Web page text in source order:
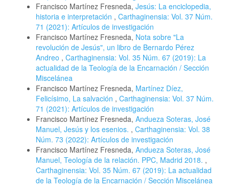
Francisco Martínez Fresneda, Jesús: La enciclopedia,
historia e interpretación , Carthaginensia: Vol. 37 Núm.
71 (2021): Artículos de investigación
Francisco Martínez Fresneda, Nota sobre "La
revolución de Jesús", un libro de Bernardo Pérez
Andreo , Carthaginensia: Vol. 35 Núm. 67 (2019): La
actualidad de la Teología de la Encarnación / Sección
Miscelánea
Francisco Martínez Fresneda, Martínez Díez,
Felicísimo, La salvación , Carthaginensia: Vol. 37 Núm.
71 (2021): Artículos de investigación
Francisco Martínez Fresneda, Andueza Soteras, José
Manuel, Jesús y los esenios. , Carthaginensia: Vol. 38
Núm. 73 (2022): Artículos de investigación
Francisco Martínez Fresneda, Andueza Soteras, José
Manuel, Teología de la relación. PPC, Madrid 2018. ,
Carthaginensia: Vol. 35 Núm. 67 (2019): La actualidad
de la Teología de la Encarnación / Sección Miscelánea